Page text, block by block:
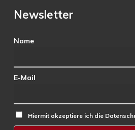
Newsletter
Name
E-Mail
Hiermit akzeptiere ich die